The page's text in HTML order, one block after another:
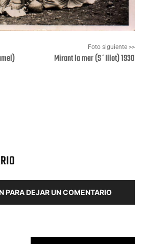
Foto siguiente >>
Mirant la mar (S´Illot) 1930
PARA DEJAR UN COMENTARIO